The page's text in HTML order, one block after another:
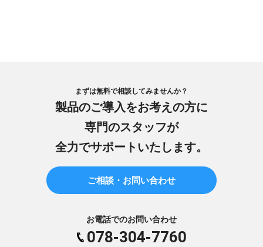
まずは無料で相談してみませんか？
製品のご導入をお考えの方に
専門のスタッフが
全力でサポートいたします。
ご相談・お問い合わせ
お電話でのお問い合わせ
078-304-7760